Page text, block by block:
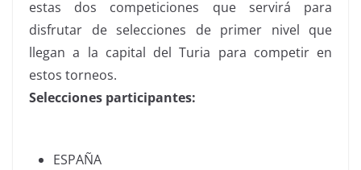
estas dos competiciones que servirá para
disfrutar de selecciones de primer nivel que
llegan a la capital del Turia para competir en
estos torneos.
Selecciones participantes:
ESPAÑA